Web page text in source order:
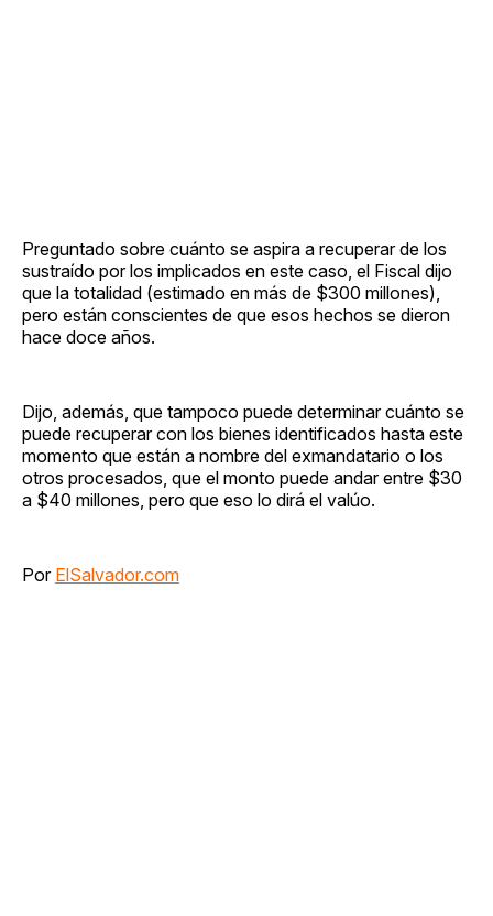
Preguntado sobre cuánto se aspira a recuperar de los
sustraído por los implicados en este caso, el Fiscal dijo
que la totalidad (estimado en más de $300 millones),
pero están conscientes de que esos hechos se dieron
hace doce años.
Dijo, además, que tampoco puede determinar cuánto se
puede recuperar con los bienes identificados hasta este
momento que están a nombre del exmandatario o los
otros procesados, que el monto puede andar entre $30
a $40 millones, pero que eso lo dirá el valúo.
Por ElSalvador.com